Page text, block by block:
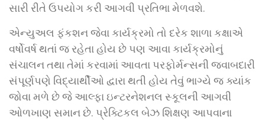
સારી રીતે ઉપયોગ કરી આગવી પ્રતિભા મેળવશે.
એન્યુઅલ ફંકશન જેવા કાર્યક્રમો તો દરેક શાળા કક્ષાએ
વર્ષોવર્ષ થતાં જ રહેતા હોય છે પણ આવા કાર્યક્રમોનું
સંચાલન તથા તેમાં કરવામાં આવતા પરફોર્મન્સની જવાબદારી
સંપૂર્ણપણે વિદ્યાર્થીઓ દ્વારા થતી હોય તેવું ભાગ્યે જ ક્યાંક
જોવા મળે છે જે આલ્ફા ઇન્ટરનેશનલ સ્કૂલની આગવી
ઓળખાણ સમાન છે. પ્રેક્ટિકલ બેઝ શિક્ષણ આપવાના